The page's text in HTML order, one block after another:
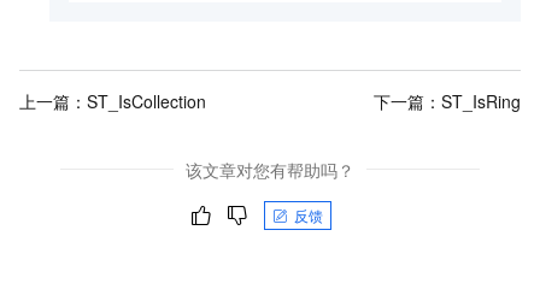
上一篇： ST_IsCollection 下一篇： ST_IsRing
该文章对您有帮助吗？
反馈